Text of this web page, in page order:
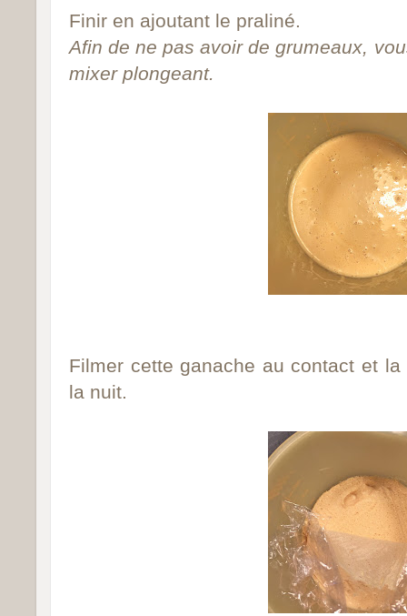
Finir en ajoutant le praliné.
Afin de ne pas avoir de grumeaux,
mixer plongeant.
Filmer cette ganache au contact et
la nuit.